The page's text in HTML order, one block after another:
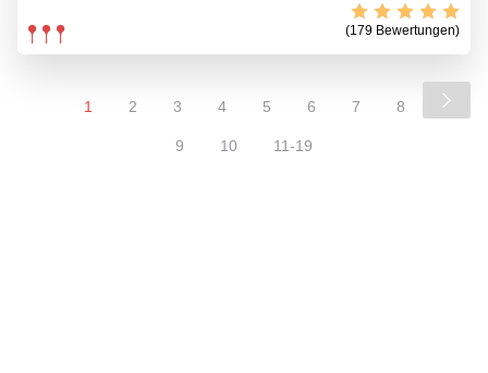
(179 Bewertungen)
1 2 3 4 5 6 7 8
9 10 11-19